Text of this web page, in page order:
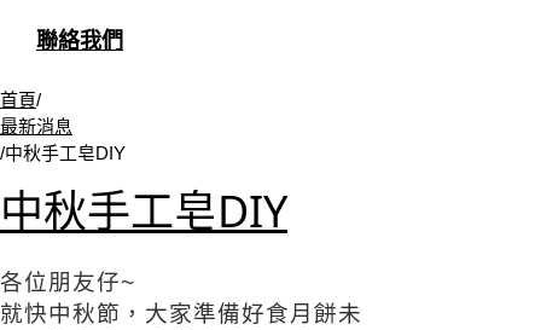
聯絡我們
首頁/
最新消息
/中秋手工皂DIY
中秋手工皂DIY
各位朋友仔~
就快中秋節，大家準備好食月餅未